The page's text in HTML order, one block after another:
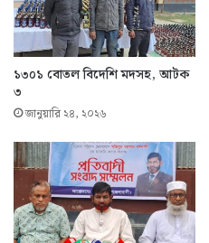
১৩০১ বোতল বিদেশি মদসহ, আটক
৩
জানুয়ারি ২৪, ২০২৬